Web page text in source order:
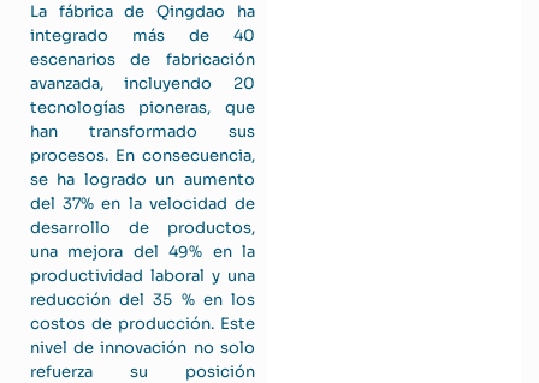
La fábrica de Qingdao ha
integrado más de 40
escenarios de fabricación
avanzada, incluyendo 20
tecnologías pioneras, que
han transformado sus
procesos. En consecuencia,
se ha logrado un aumento
del 37% en la velocidad de
desarrollo de productos,
una mejora del 49% en la
productividad laboral y una
reducción del 35 % en los
costos de producción. Este
nivel de innovación no solo
refuerza su posición